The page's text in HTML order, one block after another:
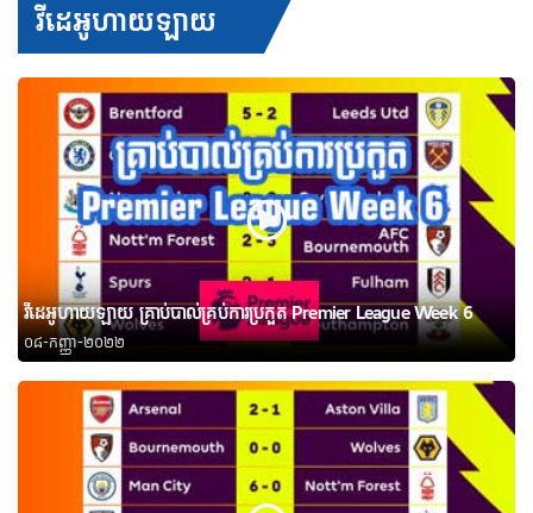
វីដេអូហាយឡាយ
វីដេអូហាយឡាយ គ្រាប់បាល់គ្រប់ការប្រកួត Premier League Week 6
០៨-កញ្ញា-២០២២